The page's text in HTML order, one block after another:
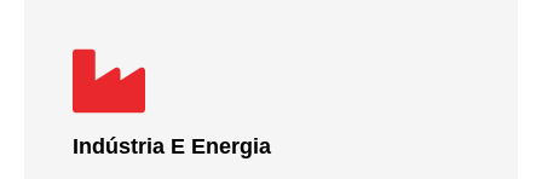
Indústria E Energia